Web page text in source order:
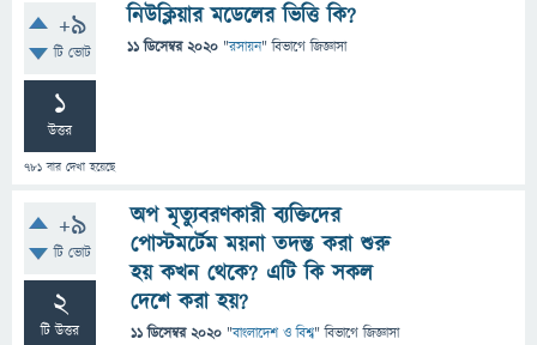
+9
টি ভোট
1
উত্তর
781 বার দেখা হয়েছে
নিউক্লিয়ার মডেলের ভিত্তি কি?
11 ডিসেম্বর 2020 "রসায়ন" বিভাগে জিজ্ঞাসা
+9
টি ভোট
2
টি উত্তর
অপ মৃত্যুবরণকারী ব্যক্তিদের
পোস্টমর্টেম ময়না তদন্ত করা শুরু
হয় কখন থেকে? এটি কি সকল
দেশে করা হয়?
11 ডিসেম্বর 2020 "বাংলাদেশ ও বিশ্ব" বিভাগে জিজ্ঞাসা